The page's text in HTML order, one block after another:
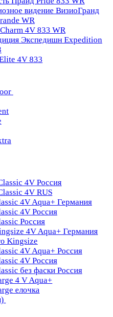
видение ВизиоГранд
WR
4V 833 WR
Экспедишн Expedition
4V 833
4V Россия
4V RUS
4V Aqua+ Германия
4V Россия
Россия
4V Aqua+ Германия
Kingsize
4V Aqua+ Россия
4V Россия
без фаски Россия
4 V Aqua+
елочка